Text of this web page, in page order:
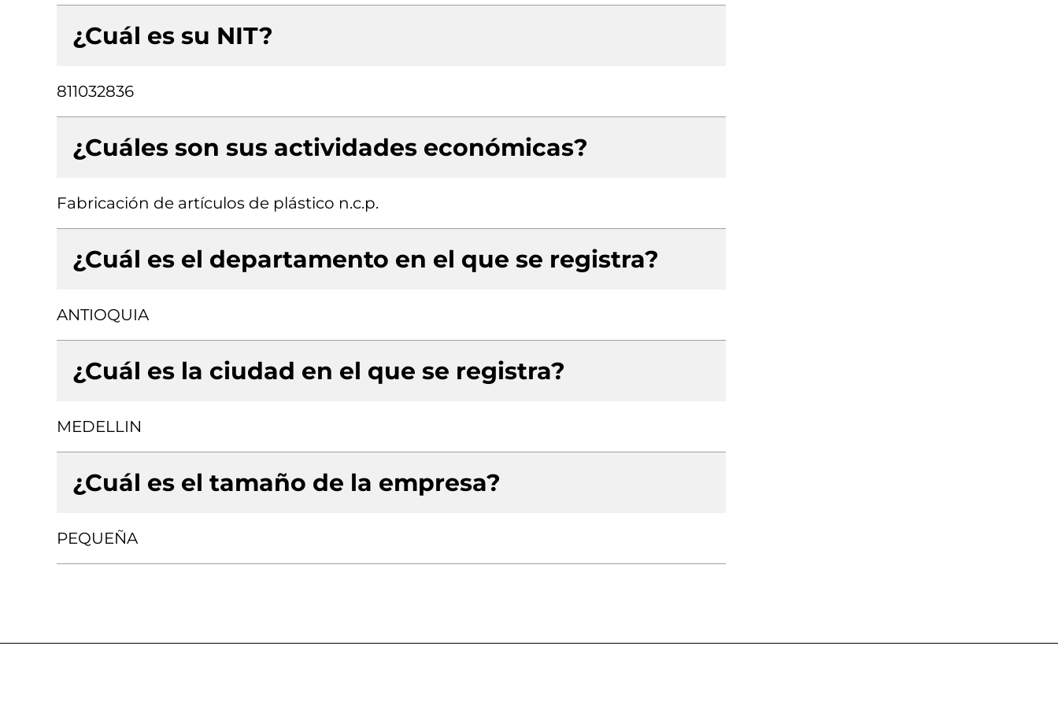
¿Cuál es su NIT?
811032836
¿Cuáles son sus actividades económicas?
Fabricación de artículos de plástico n.c.p.
¿Cuál es el departamento en el que se registra?
ANTIOQUIA
¿Cuál es la ciudad en el que se registra?
MEDELLIN
¿Cuál es el tamaño de la empresa?
PEQUEÑA